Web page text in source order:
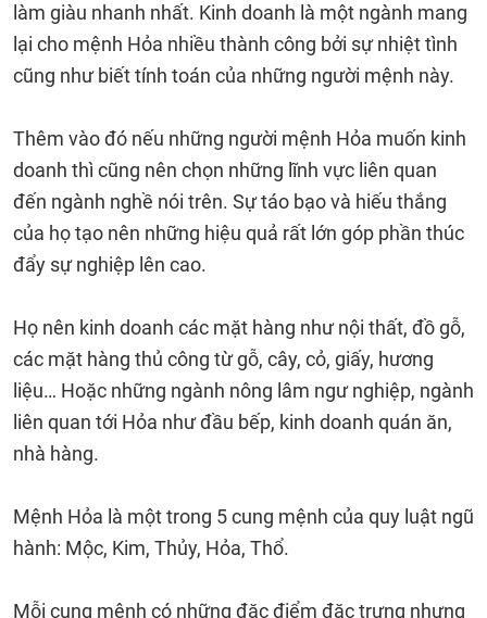
làm giàu nhanh nhất. Kinh doanh là một ngành mang
lại cho mệnh Hỏa nhiều thành công bởi sự nhiệt tình
cũng như biết tính toán của những người mệnh này.
Thêm vào đó nếu những người mệnh Hỏa muốn kinh
doanh thì cũng nên chọn những lĩnh vực liên quan
đến ngành nghề nói trên. Sự táo bạo và hiếu thắng
của họ tạo nên những hiệu quả rất lớn góp phần thúc
đẩy sự nghiệp lên cao.
Họ nên kinh doanh các mặt hàng như nội thất, đồ gỗ,
các mặt hàng thủ công từ gỗ, cây, cỏ, giấy, hương
liệu… Hoặc những ngành nông lâm ngư nghiệp, ngành
liên quan tới Hỏa như đầu bếp, kinh doanh quán ăn,
nhà hàng.
Mệnh Hỏa là một trong 5 cung mệnh của quy luật ngũ
hành: Mộc, Kim, Thủy, Hỏa, Thổ.
Mỗi cung mệnh có những đặc điểm đặc trưng nhưng